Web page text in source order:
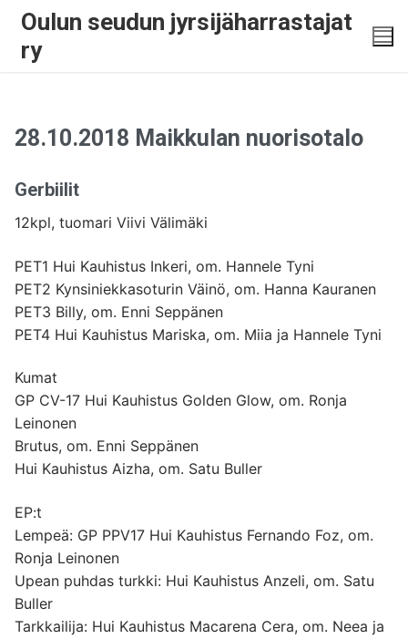
Oulun seudun jyrsijäharrastajat
ry
28.10.2018 Maikkulan nuorisotalo
Gerbiilit
12kpl, tuomari Viivi Välimäki
PET1 Hui Kauhistus Inkeri, om. Hannele Tyni
PET2 Kynsiniekkasoturin Väinö, om. Hanna Kauranen
PET3 Billy, om. Enni Seppänen
PET4 Hui Kauhistus Mariska, om. Miia ja Hannele Tyni
Kumat
GP CV-17 Hui Kauhistus Golden Glow, om. Ronja
Leinonen
Brutus, om. Enni Seppänen
Hui Kauhistus Aizha, om. Satu Buller
EP:t
Lempeä: GP PPV17 Hui Kauhistus Fernando Foz, om.
Ronja Leinonen
Upean puhdas turkki: Hui Kauhistus Anzeli, om. Satu
Buller
Tarkkailija: Hui Kauhistus Macarena Cera, om. Neea ja